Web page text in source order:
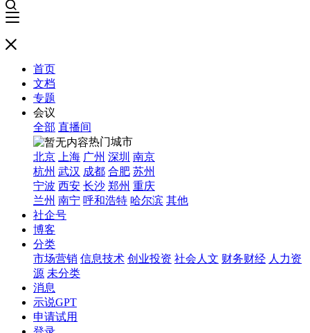
首页
文档
专题
会议
全部 直播间
热门城市
北京
上海 广州 深圳 南京
杭州 武汉 成都 合肥 苏州
宁波 西安 长沙 郑州 重庆
兰州 南宁 呼和浩特 哈尔滨 其他
社企号
博客
分类
市场营销 信息技术 创业投资 社会人文 财务财经 人力资
源 未分类
消息
示说GPT
申请试用